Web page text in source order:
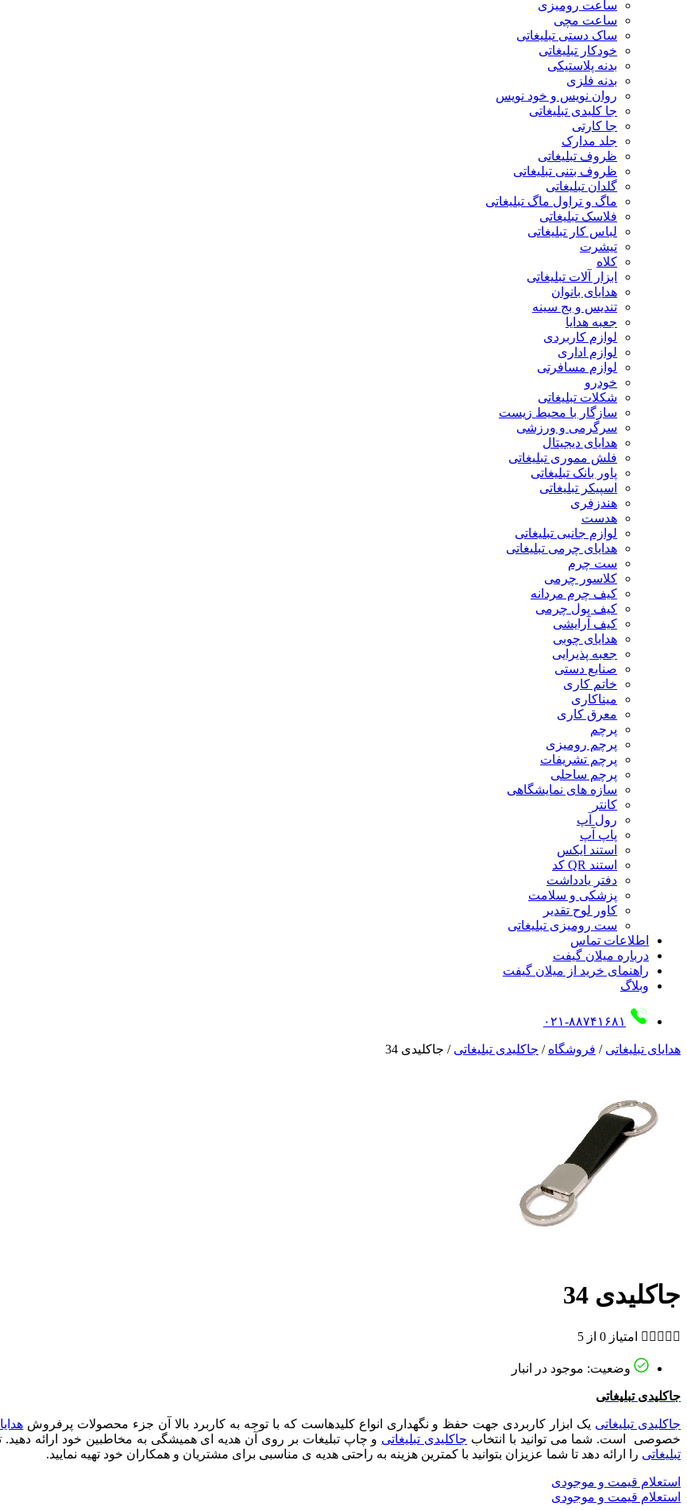
ساعت رومیزی
ساعت مچی
ساک دستی تبلیغاتی
خودکار تبلیغاتی
بدنه پلاستیکی
بدنه فلزی
روان نویس و خود نویس
جا کلیدی تبلیغاتی
جا کارتی
جلد مدارک
ظروف تبلیغاتی
ظروف بتنی تبلیغاتی
گلدان تبلیغاتی
ماگ و تراول ماگ تبلیغاتی
فلاسک تبلیغاتی
لباس کار تبلیغاتی
تیشرت
کلاه
ابزار آلات تبلیغاتی
هدایای بانوان
تندیس و بج سینه
جعبه هدایا
لوازم کاربردی
لوازم اداری
لوازم مسافرتی
خودرو
شکلات تبلیغاتی
سازگار با محیط زیست
سرگرمی و ورزشی
هدایای دیجیتال
فلش مموری تبلیغاتی
پاور بانک تبلیغاتی
اسپیکر تبلیغاتی
هندزفری
هدست
لوازم جانبی تبلیغاتی
هدایای چرمی تبلیغاتی
ست چرم
کلاسور چرمی
کیف چرم مردانه
کیف پول چرمی
کیف آرایشی
هدایای چوبی
جعبه پذیرایی
صنایع دستی
خاتم کاری
میناکاری
معرق کاری
پرچم
پرچم رومیزی
پرچم تشریفات
پرچم ساحلی
سازه های نمایشگاهی
کانتر
رول آپ
پاپ آپ
استند ایکس
استند QR کد
دفتر یادداشت
پزشکی و سلامت
کاور لوح تقدیر
ست رومیزی تبلیغاتی
اطلاعات تماس
درباره میلان گیفت
راهنمای خرید از میلان گیفت
وبلاگ
۰۲۱-۸۸۷۴۱۶۸۱
هدایای تبلیغاتی / فروشگاه / جاکلیدی تبلیغاتی / جاکلیدی 34
جاکلیدی 34
     امتیاز 0 از 5
وضعیت: موجود در انبار
جاکلیدی تبلیغاتی
جاکلیدی تبلیغاتی یک ابزار کاربردی جهت حفظ و نگهداری انواع کلیدهاست که با توجه به کاربرد بالا آن جزء محصولات پرفروش
خصوصی است. شما می توانید با انتخاب جاکلیدی تبلیغاتی و چاپ تبلیغات بر روی آن هدیه ای همیشگی به مخاطبین خود ارائه دهید.
تبلیغاتی را ارائه دهد تا شما عزیزان بتوانید با کمترین هزینه به راحتی هدیه ی مناسبی برای مشتریان و همکاران خود تهیه نمایید.
استعلام قیمت و موجودی
استعلام قیمت و موجودی